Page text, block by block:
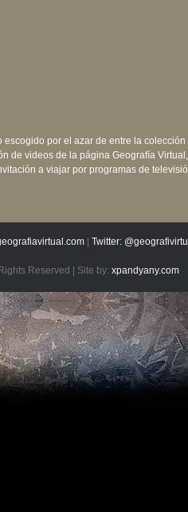
escogido por el azar de entre la colección
de videos de la página Geografía Virtual,
a viajar por programas de
Twitter:
Reserved | Site by: xpandyany.com